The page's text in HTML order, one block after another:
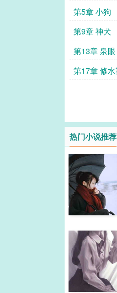
第5章 小狗
第9章 神犬
第13章 泉眼
第17章 修
热门小说推荐